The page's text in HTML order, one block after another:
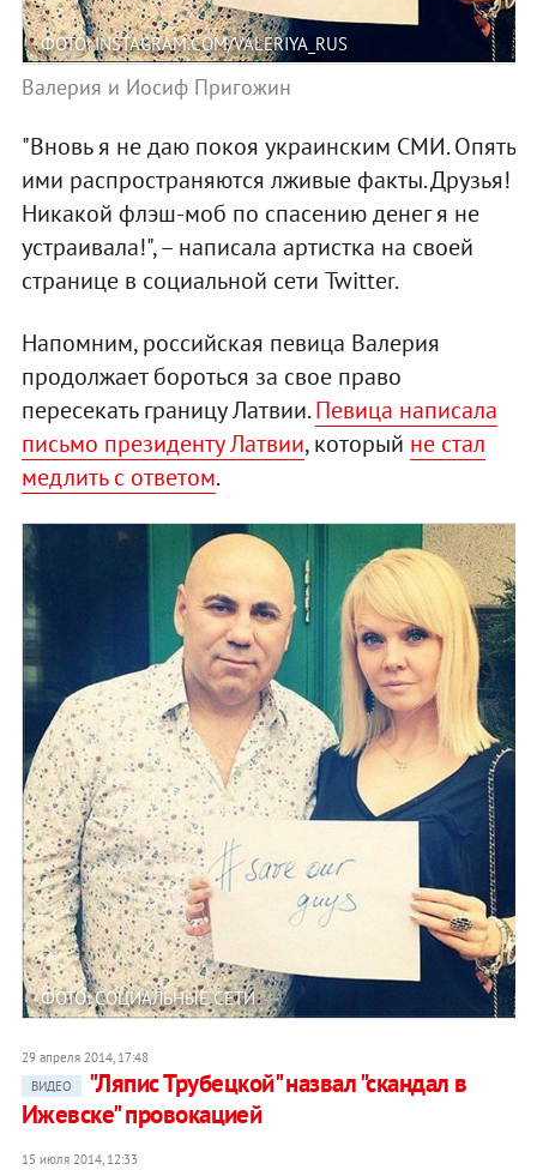
ФОТО: INSTAGRAM.COM/VALERIYA_RUS
Валерия и Иосиф Пригожин
"Вновь я не даю покоя украинским СМИ. Опять
ими распространяются лживые факты. Друзья!
Никакой флэш-моб по спасению денег я не
устраивала!", – написала артистка на своей
странице в социальной сети Twitter.
Напомним, российская певица Валерия
продолжает бороться за свое право
пересекать границу Латвии.Певица написала
письмо президенту Латвии, который не стал
медлить с ответом.
ФОТО: СОЦИАЛЬНЫЕ СЕТИ
29 апреля 2014, 17:48
ВИДЕО
"Ляпис Трубецкой" назвал "скандал в
Ижевске" провокацией
15 июля 2014, 12:33